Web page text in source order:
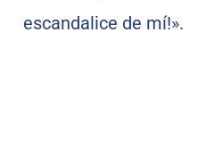
escandalice de mí!».